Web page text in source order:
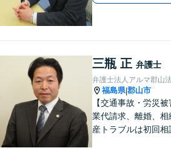
三瓶 正 弁護士
弁護士法人アルマ郡山
福島県|郡山市
【交通事故・労災
業代請求、離婚、相
産トラブルは初回相